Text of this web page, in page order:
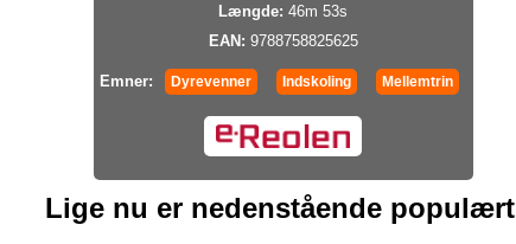
Længde: 46m 53s
EAN: 9788758825625
Emner: Dyrevenner Indskoling Mellemtrin
Lige nu er nedenstående populært